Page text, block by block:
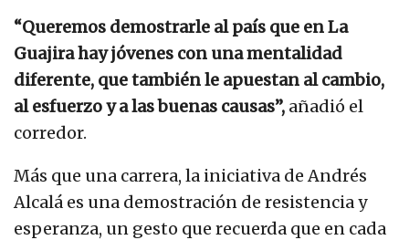
“Queremos demostrarle al país que en La
Guajira hay jóvenes con una mentalidad
diferente, que también le apuestan al cambio,
al esfuerzo y a las buenas causas”, añadió el
corredor.
Más que una carrera, la iniciativa de Andrés
Alcalá es una demostración de resistencia y
esperanza, un gesto que recuerda que en cada